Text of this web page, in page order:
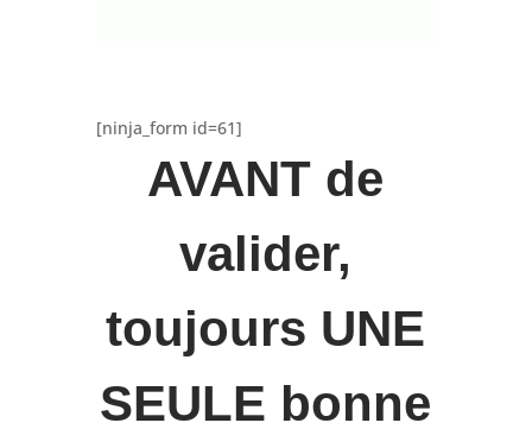
[ninja_form id=61]
AVANT de
valider,
toujours UNE
SEULE bonne